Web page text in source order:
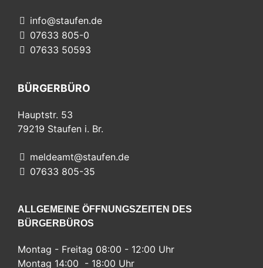
info@staufen.de
07633 805-0
07633 50593
BÜRGERBÜRO
Hauptstr. 53
79219 Staufen i. Br.
meldeamt@staufen.de
07633 805-35
ALLGEMEINE ÖFFNUNGSZEITEN DES
BÜRGERBÜROS
Montag - Freitag 08:00 - 12:00 Uhr
Montag 14:00 - 18:00 Uhr